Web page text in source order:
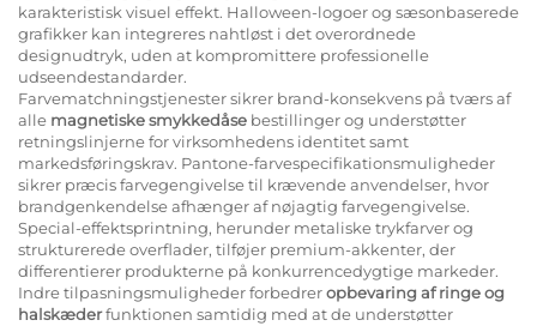
karakteristisk visuel effekt. Halloween-logoer og sæsonbaserede
grafikker kan integreres nahtløst i det overordnede
designudtryk, uden at kompromittere professionelle
udseendestandarder.
Farvematchningstjenester sikrer brand-konsekvens på tværs af
alle magnetiske smykkedåse bestillinger og understøtter
retningslinjerne for virksomhedens identitet samt
markedsføringskrav. Pantone-farvespecifikationsmuligheder
sikrer præcis farvegengivelse til krævende anvendelser, hvor
brandgenkendelse afhænger af nøjagtig farvegengivelse.
Special-effektsprintning, herunder metaliske trykfarver og
strukturerede overflader, tilføjer premium-akkenter, der
differentierer produkterne på konkurrencedygtige markeder.
Indre tilpasningsmuligheder forbedreropbevaring af ringe og
halskæderfunktionen samtidig med at de understøtter